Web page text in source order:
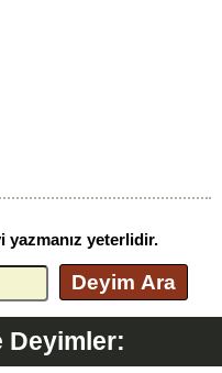
yazmanız yeterlidir.
Deyim Ara
Deyimler: